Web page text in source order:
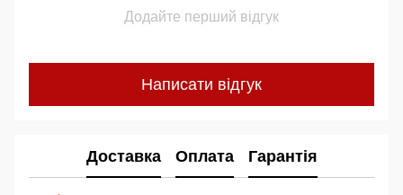
Додайте перший відгук
Написати відгук
Доставка Оплата Гарантія